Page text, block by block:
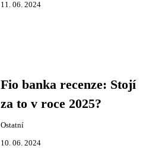
11. 06. 2024
Fio banka recenze: Stojí
za to v roce 2025?
Ostatní
10. 06. 2024